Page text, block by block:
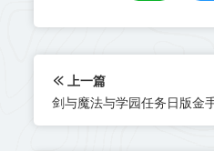
上一篇
剑与魔法与学园任务日版金